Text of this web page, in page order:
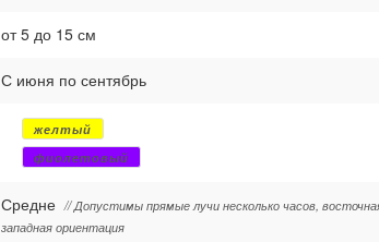
от 5 до 15 см
С июня по сентябрь
желтый
фиолетовый
Средне // Допустимы прямые лучи несколько часов,
западная ориентация